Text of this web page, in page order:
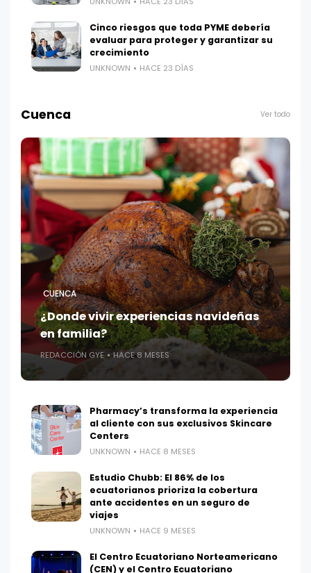
Cinco riesgos que toda PYME debería
evaluar para proteger y garantizar su
crecimiento
UNKNOWN HACE 23 DÍAS
Cuenca Ver todo
CUENCA
¿Donde vivir experiencias navideñas
en familia?
REDACCIÓN GYE HACE 8 MESES
Pharmacy’s transforma la experiencia
al cliente con sus exclusivos Skincare
Centers
UNKNOWN HACE 8 MESES
Estudio Chubb: El 86% de los
ecuatorianos prioriza la cobertura
ante accidentes en un seguro de
viajes
UNKNOWN HACE 9 MESES
El Centro Ecuatoriano Norteamericano
(CEN) y el Centro Ecuatoriano